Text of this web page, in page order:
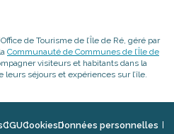
de Tourisme de l’Île de Ré, géré par
Communauté de Communes de l’Île de
visiteurs et habitants dans la
leurs séjours et expériences sur l’île.
CGUCookiesDonnées personnelles